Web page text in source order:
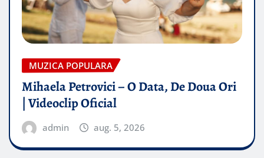
MUZICA POPULARA
Mihaela Petrovici – O Data, De Doua Ori
| Videoclip Oficial
admin aug. 5, 2026